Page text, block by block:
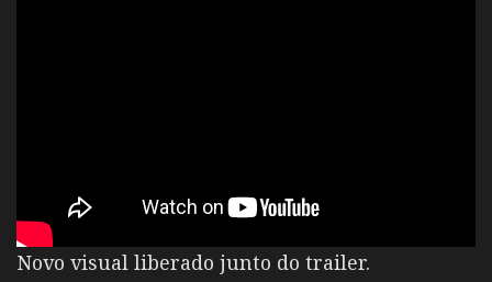
Novo visual liberado junto do trailer.